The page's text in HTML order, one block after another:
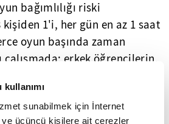
sunabilmek için İnternet
üçüncü kişilere ait çerezler
bağımlılığı riski
kişiden 1'i, her gün en az 1 saat
oyun başında zaman
erkek öğrencilerin,
maruz kaldığı görülmüştür.
macera, strateji, spor